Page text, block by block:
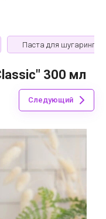
Паста для шугаринга
300 мл
Следующий